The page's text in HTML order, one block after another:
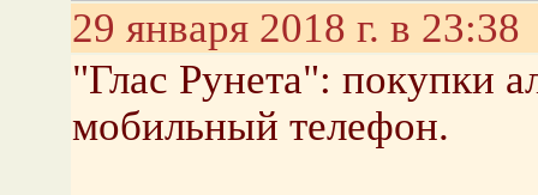
29 января 2018 г. в 23:38
"Глас Рунета": покупки
мобильный телефон.